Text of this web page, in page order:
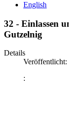
English
32 - Einlassen
Gutzelnig
Details
Veröffentlicht:
: